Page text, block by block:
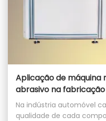
Aplicação de máquina
abrasivo na
Na indústria automóvel
qualidade de cada